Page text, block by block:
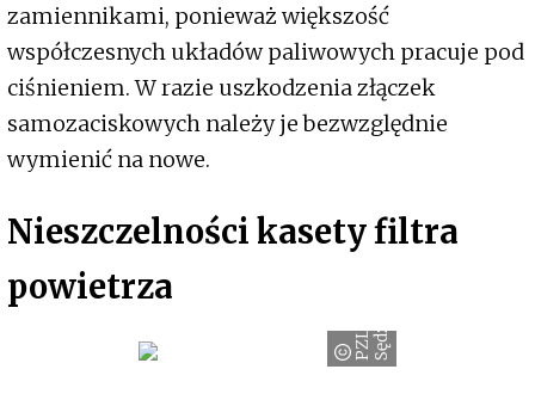
zamiennikami, ponieważ większość
współczesnych układów paliwowych pracuje pod
ciśnieniem. W razie uszkodzenia złączek
samozaciskowych należy je bezwzględnie
wymienić na nowe.
Nieszczelności kasety filtra
powietrza
P
Z
L
S
ę
d
z
i
s
z
ów